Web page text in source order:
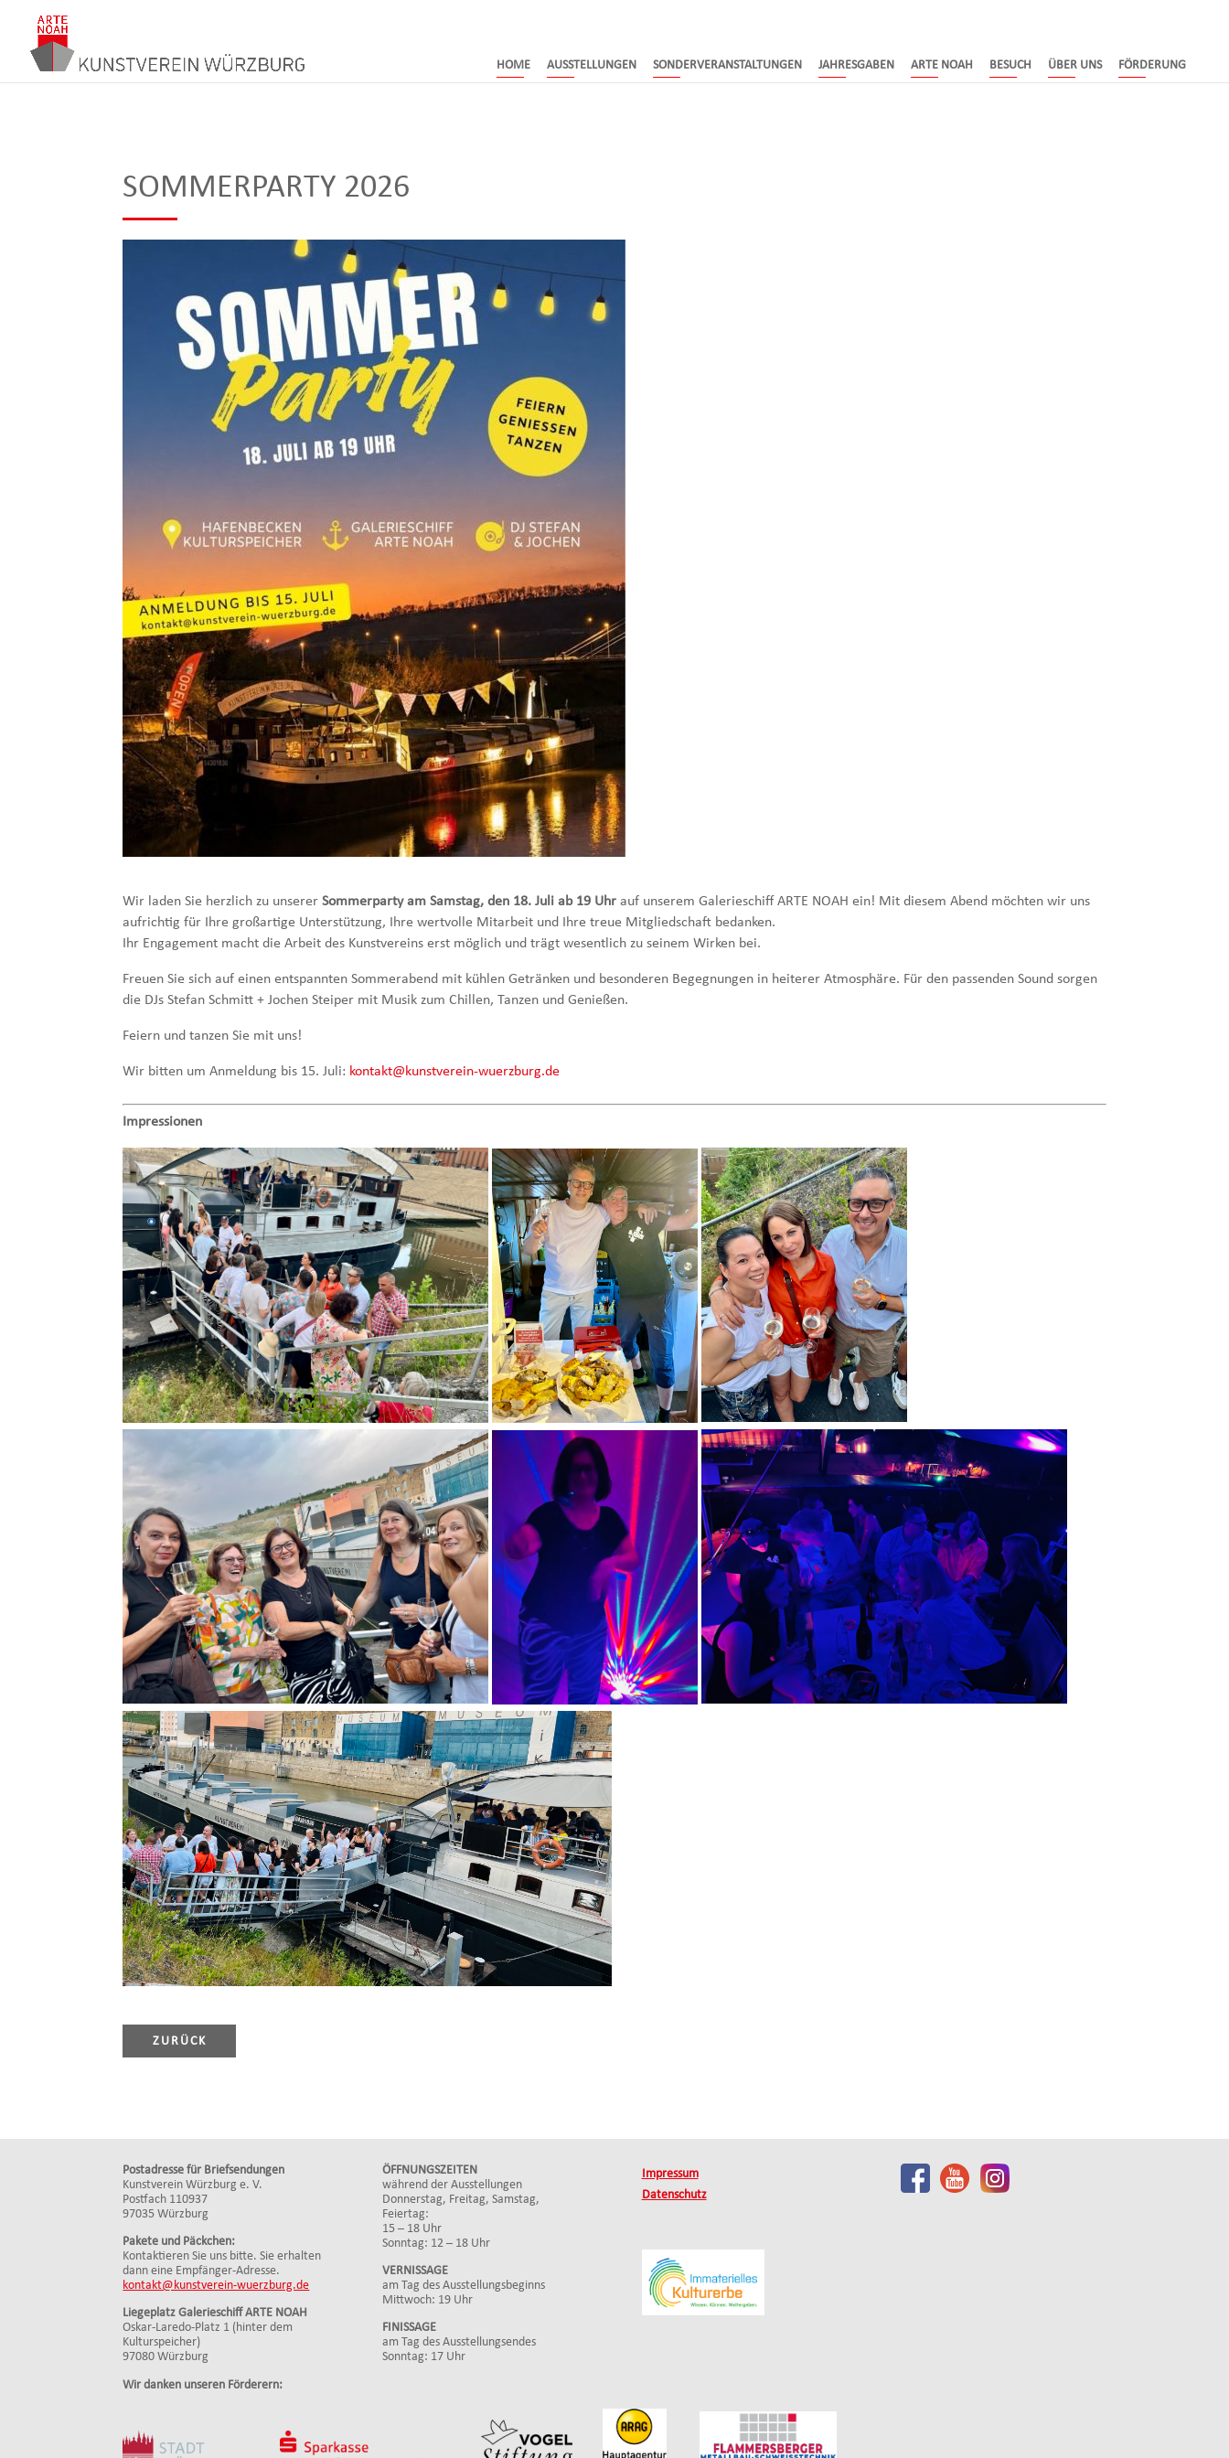
HOME AUSSTELLUNGEN SONDERVERANSTALTUNGEN JAHRESGABEN ARTE NOAH BESUCH ÜBER UNS FÖRDERUNG
SOMMERPARTY 2026
Wir laden Sie herzlich zu unsererSommerparty am Samstag, den 18. Juli ab 19 Uhr auf unserem Galerieschiff ARTE NOAH ein! Mit diesem Abend möchten wir uns
aufrichtig für Ihre großartige Unterstützung, Ihre wertvolle Mitarbeit und Ihre treue Mitgliedschaft bedanken.
Ihr Engagement macht die Arbeit des Kunstvereins erst möglich und trägt wesentlich zu seinem Wirken bei.
Freuen Sie sich auf einen entspannten Sommerabend mit kühlen Getränken und besonderen Begegnungen in heiterer Atmosphäre. Für den passenden Sound sorgen
die DJs Stefan Schmitt + Jochen Steiper mit Musik zum Chillen, Tanzen und Genießen.
Feiern und tanzen Sie mit uns!
Wir bitten um Anmeldung bis 15. Juli: kontakt@kunstverein-wuerzburg.de
Impressionen
ZURÜCK
Postadresse für Briefsendungen
Kunstverein Würzburg e. V.
Postfach 110937
97035 Würzburg
Pakete und Päckchen:
Kontaktieren Sie uns bitte. Sie erhalten
dann eine Empfänger-Adresse.
kontakt@kunstverein-wuerzburg.de
Liegeplatz Galerieschiff ARTE NOAH
Oskar-Laredo-Platz 1 (hinter dem
Kulturspeicher)
97080 Würzburg
ÖFFNUNGSZEITEN
während der Ausstellungen
Donnerstag, Freitag, Samstag,
Feiertag:
15 – 18 Uhr
Sonntag: 12 – 18 Uhr
VERNISSAGE
am Tag des Ausstellungsbeginns
Mittwoch: 19 Uhr
FINISSAGE
am Tag des Ausstellungsendes
Sonntag: 17 Uhr
Impressum
Datenschutz
Wir danken unseren Förderern: